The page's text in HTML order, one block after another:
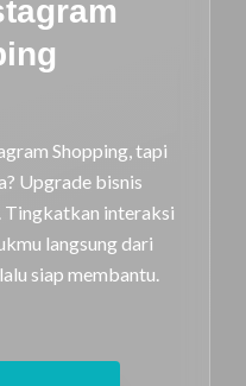
Shopping, tapi
Upgrade bisnis
Tingkatkan interaksi
langsung dari
siap membantu.